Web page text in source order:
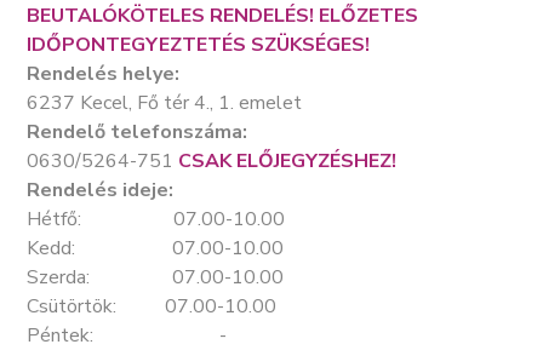
BEUTALÓKÖTELES RENDELÉS! ELŐZETES
IDŐPONTEGYEZTETÉS SZÜKSÉGES!
Rendelés helye:
6237 Kecel, Fő tér 4., 1. emelet
Rendelő telefonszáma:
0630/5264-751 CSAK ELŐJEGYZÉSHEZ!
Rendelés ideje:
Hétfő: 07.00-10.00
Kedd: 07.00-10.00
Szerda: 07.00-10.00
Csütörtök: 07.00-10.00
Péntek: -